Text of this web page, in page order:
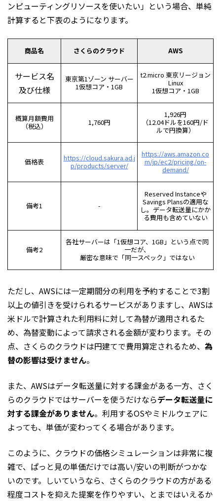
ンピューティングリソースを使いたい」という場合、単純
計算すると下表のようになります。
商品名 さくらのクラウド AWS
サービス名
及び仕様
東京第1ゾーン サーバー
1仮想コア・1GB
t2.micro 東京リージョン
Linux
1仮想コア・1GB
概算月額費用
（税込）
1,760円
1,926円
（12.04ドルを160円/ド
ルで円換算）
価格表
https://cloud.sakura.ad.j
p/products/server/
https://aws.amazon.co
m/jp/ec2/pricing/on-
demand/
備考1 -
Reserved Instanceや
Savings Plansの適用な
し。データ転送量にかか
る費用も含めていない
備考2
各社サーバーは「1仮想コア、1GB」という点で同
一だが、
厳密な意味で「同一スペック」ではない
ただし、AWSには一定期間分の利用を予約することで3割
以上の値引きを受けられるサービスがありますし、AWSは
米ドルで計算された利用料に対して為替が適用されるた
め、為替変動によって請求される金額が変わります。その
点、さくらのクラウドは円建てで費用算定されるため、 為
替の影響は受けません。
また、AWSはデータ転送量に対する課金がある一方、さく
らのクラウドではサーバーを使うだけならデータ転送量に
対する課金がありません。利用するOSやミドルウェアに
よっても、単価が変わってくる場合があります。
このように、クラウドの価格シミュレーションは非常に複
雑で、ぱっと見の単価だけでは高い/安いの判断がつかな
いのです。しいていうなら、さくらのクラウドの方がある
程度コストを抑えた提案を作りやすい、とまではいえるか